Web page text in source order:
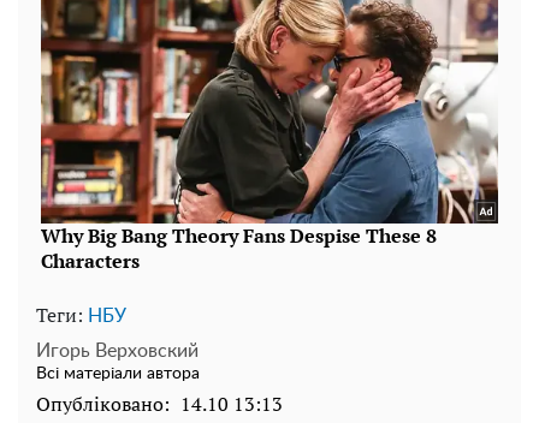
Теги: НБУ
Игорь Верховский
Всі матеріали автора
Опубліковано: 14.10 13:13